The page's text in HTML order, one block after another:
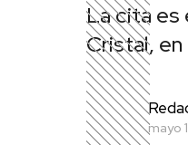
La cita es
Cristal, en
mayo